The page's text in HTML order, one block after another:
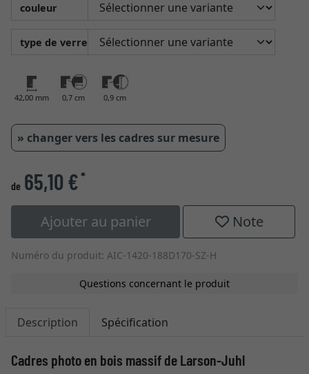
couleur
type de verre
42,00 mm 0,7 cm 0,9 cm
» changer vers les cadres sur mesure
de 65,10 €*
Ajouter au panier Note
Numéro du produit: AIC-1420-188D170-SZ-H
Questions concernant le produit
Description Spécification
Cadres photo en bois massif de Larson-Juhl